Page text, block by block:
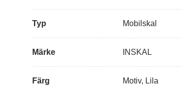
Typ Mobilskal
Märke INSKAL
Färg Motiv, Lila